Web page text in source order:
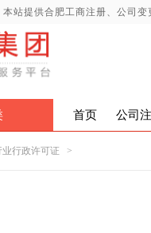
站提供合肥工商注册、公司
首页 公司
业行政许可证 >